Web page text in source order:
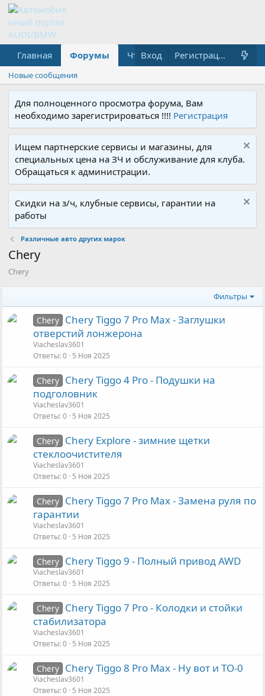
Главная Форумы Что нового? Медиа
Вход Регистрация
Новые сообщения
Для полноценного просмотра форума, Вам
необходимо зарегистрироваться !!!! Регистрация
Ищем партнерские сервисы и магазины, для
специальных цена на ЗЧ и обслуживание для клуба.
Обращаться к администрации.
Скидки на з/ч, клубные сервисы, гарантии на
работы
Различные авто других марок
Chery
Chery
Фильтры
Chery Chery Tiggo 7 Pro Max - Заглушки
отверстий лонжерона
Viacheslav3601
Ответы 0 5 Ноя 2025
Chery Chery Tiggo 4 Pro - Подушки на
подголовник
Viacheslav3601
Ответы 0 5 Ноя 2025
Chery Chery Explore - зимние щетки
стеклоочистителя
Viacheslav3601
Ответы 0 5 Ноя 2025
Chery Chery Tiggo 7 Pro Max - Замена руля по
гарантии
Viacheslav3601
Ответы 0 5 Ноя 2025
Chery Chery Tiggo 9 - Полный привод AWD
Viacheslav3601
Ответы 0 5 Ноя 2025
Chery Chery Tiggo 7 Pro - Колодки и стойки
стабилизатора
Viacheslav3601
Ответы 0 5 Ноя 2025
Chery Chery Tiggo 8 Pro Max - Ну вот и ТО-0
Viacheslav3601
Ответы 0 5 Ноя 2025